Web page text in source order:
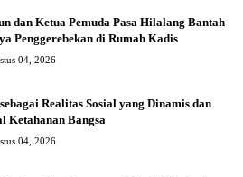
dan Ketua Pemuda Pasa Hilalang Bantah
Penggerebekan di Rumah Kadis
04, 2026
Realitas Sosial yang Dinamis dan
Ketahanan Bangsa
04, 2026